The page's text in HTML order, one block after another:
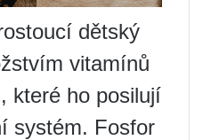
dětský
vitamínů
které ho posilují
systém. Fosfor